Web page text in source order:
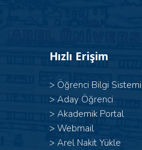
Hızlı Erişim
> Öğrenci Bilgi Sistemi
> Aday Öğrenci
> Akademik Portal
> Webmail
> Arel Nakit Yükle